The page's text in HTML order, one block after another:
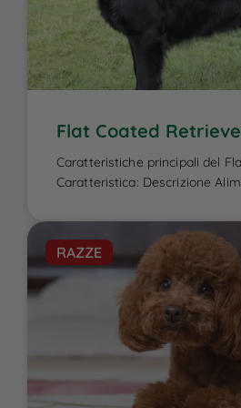
Flat Coated
Caratteristiche principali del
Caratteristica: Descrizione
Flat Coated Retriever è un
garantire la sua energia
fisico e la salute del mantello,
lo contraddistinguono.
di taglia media-grande, ha
RAZZE